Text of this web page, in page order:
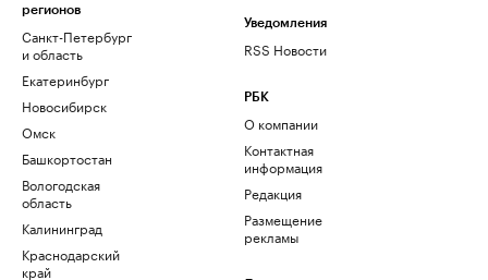
регионов
Санкт-Петербург
и область
Екатеринбург
Новосибирск
Омск
Башкортостан
Вологодская
область
Калининград
Краснодарский
край
Уведомления
RSS Новости
РБК
О компании
Контактная
информация
Редакция
Размещение
рекламы